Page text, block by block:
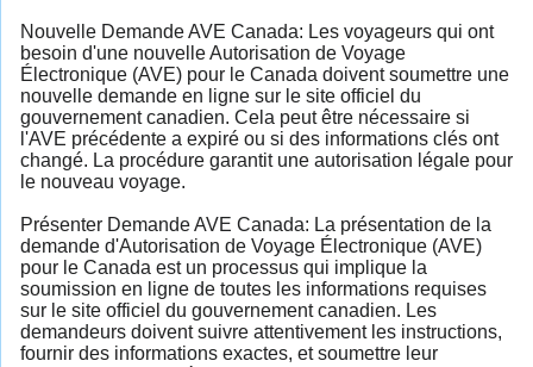
Nouvelle Demande AVE Canada: Les voyageurs qui ont
besoin d'une nouvelle Autorisation de Voyage
Électronique (AVE) pour le Canada doivent soumettre une
nouvelle demande en ligne sur le site officiel du
gouvernement canadien. Cela peut être nécessaire si
l'AVE précédente a expiré ou si des informations clés ont
changé. La procédure garantit une autorisation légale pour
le nouveau voyage.
Présenter Demande AVE Canada: La présentation de la
demande d'Autorisation de Voyage Électronique (AVE)
pour le Canada est un processus qui implique la
soumission en ligne de toutes les informations requises
sur le site officiel du gouvernement canadien. Les
demandeurs doivent suivre attentivement les instructions,
fournir des informations exactes, et soumettre leur